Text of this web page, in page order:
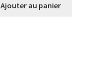
Ajouter au panier